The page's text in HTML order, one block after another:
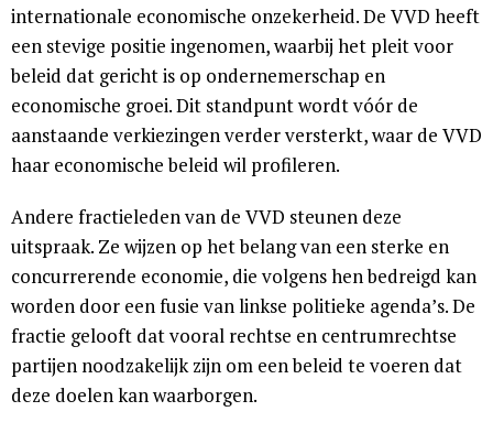
internationale economische onzekerheid. De VVD heeft
een stevige positie ingenomen, waarbij het pleit voor
beleid dat gericht is op ondernemerschap en
economische groei. Dit standpunt wordt vóór de
aanstaande verkiezingen verder versterkt, waar de VVD
haar economische beleid wil profileren.
Andere fractieleden van de VVD steunen deze
uitspraak. Ze wijzen op het belang van een sterke en
concurrerende economie, die volgens hen bedreigd kan
worden door een fusie van linkse politieke agenda’s. De
fractie gelooft dat vooral rechtse en centrumrechtse
partijen noodzakelijk zijn om een beleid te voeren dat
deze doelen kan waarborgen.